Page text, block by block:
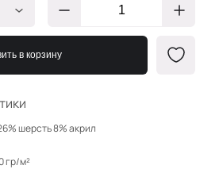
шерсть 8% акрил
гр/м²
БВ2088/1
в корзину